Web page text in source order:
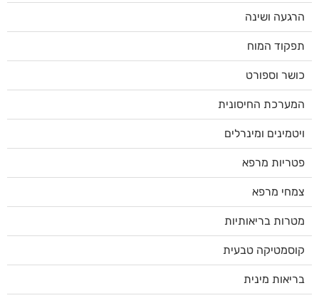
הרגעה ושינה
תפקוד המוח
כושר וספורט
המערכת החיסונית
ויטמינים ומינרלים
פטריות מרפא
צמחי מרפא
מטרות בריאותיות
קוסמטיקה טבעית
בריאות מינית